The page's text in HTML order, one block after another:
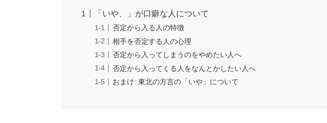
「いや、」が口癖な人について
否定から入る人の特徴
相手を否定する人の心理
否定から入ってしまうのをやめたい人へ
否定から入ってくる人をなんとかしたい人へ
おまけ: 東北の方言の「いや」について